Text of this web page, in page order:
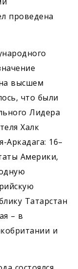
проведена
высшем
что были
Лидера
Халк
Аркадага: 16–
Америки,
Татарстан
– в
и